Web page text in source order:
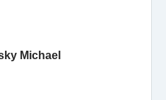
Michael